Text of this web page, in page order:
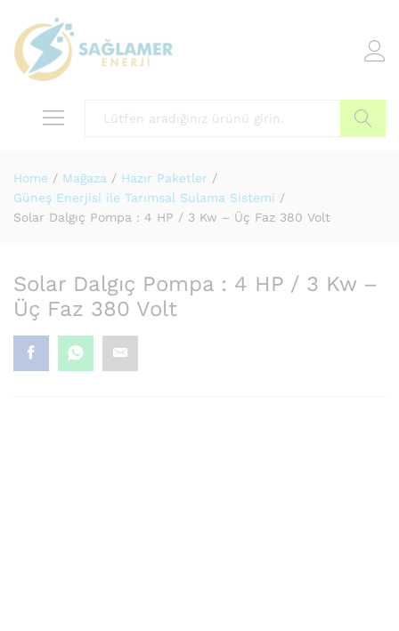
Home / Mağaza / Hazır Paketler /
Güneş Enerjisi ile Tarımsal Sulama Sistemi /
Solar Dalgıç Pompa : 4 HP / 3 Kw – Üç Faz 380 Volt
Solar Dalgıç Pompa : 4 HP / 3 Kw –
Üç Faz 380 Volt